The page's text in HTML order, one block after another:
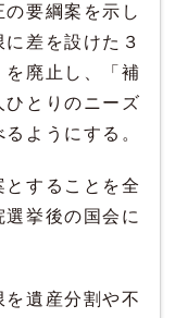
要綱案を示し
差を設けた３
廃止し、「補
ひとりのニーズ
ようにする。
することを全
挙後の国会に
遺産分割や不